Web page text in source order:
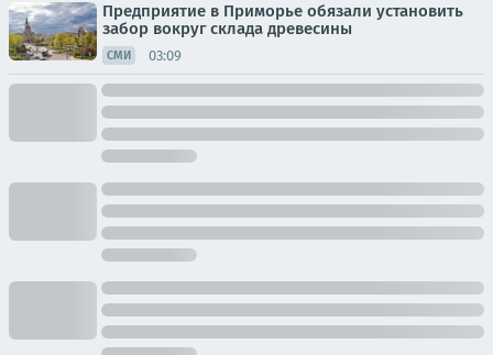
Предприятие в Приморье обязали установить
забор вокруг склада древесины
СМИ 03:09